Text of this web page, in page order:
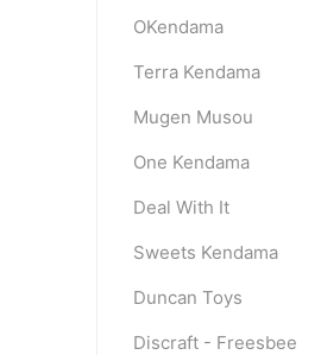
OKendama
Terra Kendama
Mugen Musou
One Kendama
Deal With It
Sweets Kendama
Duncan Toys
Discraft - Freesbee